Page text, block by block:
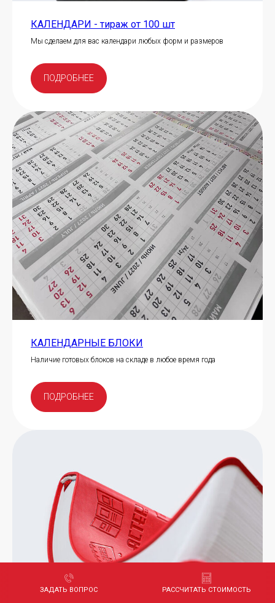
КАЛЕНДАРИ - тираж от 100 шт
Мы сделаем для вас календари любых форм и размеров
ПОДРОБНЕЕ
КАЛЕНДАРНЫЕ БЛОКИ
Наличие готовых блоков на складе в любое время года
ПОДРОБНЕЕ
ЗАДАТЬ ВОПРОС РАССЧИТАТЬ СТОИМОСТЬ